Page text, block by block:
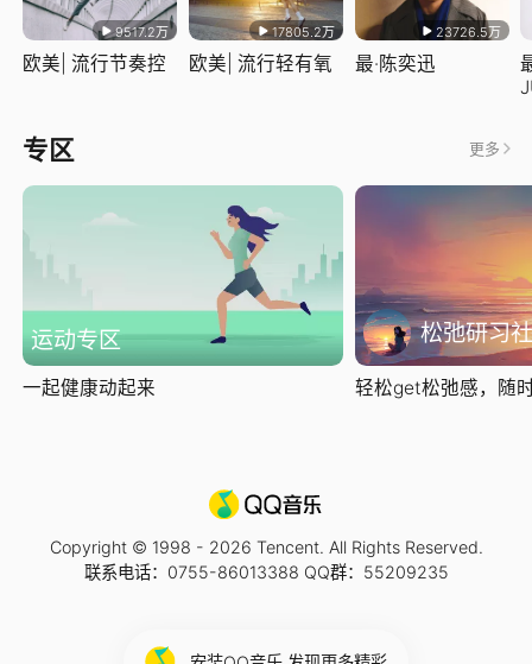
9517.2万
欧美| 流行节奏控
17805.2万
欧美| 流行轻有氧
23726.5万
最·陈奕迅
专区 更多
运动专区
一起健康动起来
松弛研习社
轻松get松弛感，随
Copyright © 1998 - 2026 Tencent. All Rights Reserved.
联系电话：0755-86013388 QQ群：55209235